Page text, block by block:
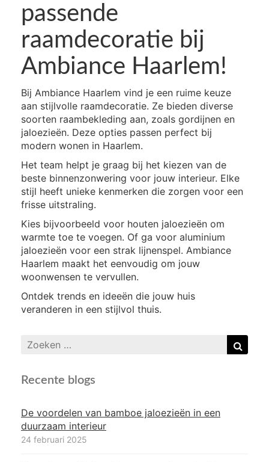
passende
raamdecoratie bij
Ambiance Haarlem!
Bij Ambiance Haarlem vind je een ruime keuze
aan stijlvolle raamdecoratie. Ze bieden diverse
soorten raambekleding aan, zoals gordijnen en
jaloezieën. Deze opties passen perfect bij
modern wonen in Haarlem.
Het team helpt je graag bij het kiezen van de
beste binnenzonwering voor jouw interieur. Elke
stijl heeft unieke kenmerken die zorgen voor een
frisse uitstraling.
Kies bijvoorbeeld voor houten jaloezieën om
warmte toe te voegen. Of ga voor aluminium
jaloezieën voor een strak lijnenspel. Ambiance
Haarlem maakt het eenvoudig om jouw
woonwensen te vervullen.
Ontdek trends en ideeën die jouw huis
veranderen in een stijlvol thuis.
Zoeken
Recente blogs
De voordelen van bamboe jaloezieën in een
duurzaam interieur
24 februari 2025